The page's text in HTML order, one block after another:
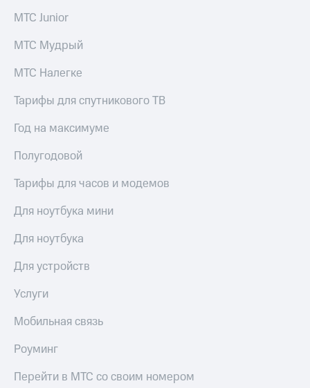
МТС Junior
МТС Мудрый
МТС Налегке
Тарифы для спутникового ТВ
Год на максимуме
Полугодовой
Тарифы для часов и модемов
Для ноутбука мини
Для ноутбука
Для устройств
Услуги
Мобильная связь
Роуминг
Перейти в МТС со своим номером